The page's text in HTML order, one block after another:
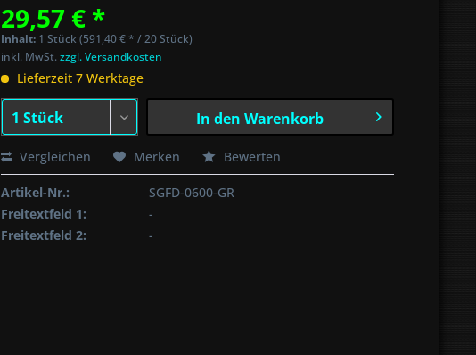
29,57 € *
Inhalt: 1 Stück (591,40 € * / 20 Stück)
inkl. MwSt.zzgl. Versandkosten
Lieferzeit 7 Werktage
In den Warenkorb
Vergleichen Merken Bewerten
Artikel-Nr.:
SGFD-0600-GR
Freitextfeld 1:
-
Freitextfeld 2:
-